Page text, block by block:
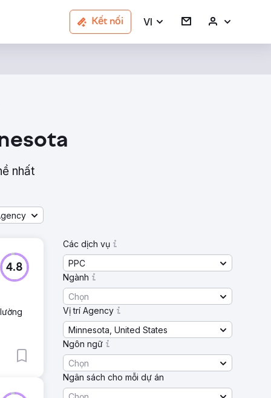
Kết nối VI
nhất
4.8
Các dịch vụ
PPC
Ngành
Chọn
Vị trí Agency
Minnesota, United States
Ngôn ngữ
Chọn
Ngân sách cho mỗi dự án